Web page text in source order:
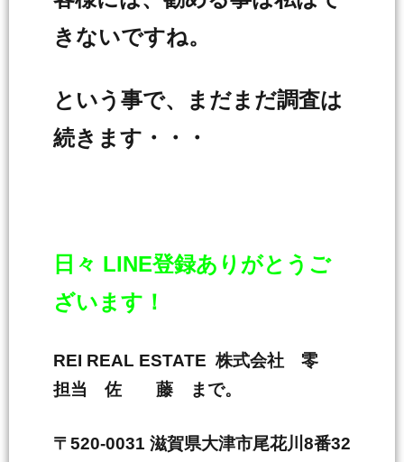
きないですね。
という事で、まだまだ調査は
続きます・・・
日々 LINE登録ありがとうご
ざいます！
REI REAL ESTATE 株式会社 零
担当 佐 藤 まで。
〒520-0031 滋賀県大津市尾花川8番32